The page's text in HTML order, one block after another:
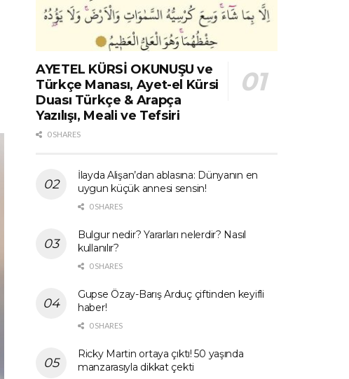
AYETEL KÜRSİ OKUNUŞU ve
Türkçe Manası, Ayet-el Kürsi
Duası Türkçe & Arapça
Yazılışı, Meali ve Tefsiri
0 SHARES
İlayda Alişan’dan ablasına: Dünyanın en
uygun küçük annesi sensin!
0 SHARES
Bulgur nedir? Yararları nelerdir? Nasıl
kullanılır?
0 SHARES
Gupse Özay-Barış Arduç çiftinden keyifli
haber!
0 SHARES
Ricky Martin ortaya çıktı! 50 yaşında
manzarasıyla dikkat çekti